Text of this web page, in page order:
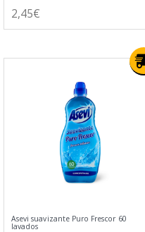
2,45€
Asevi suavizante Puro Frescor 60
lavados